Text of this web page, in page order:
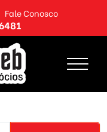
Fale Conosco